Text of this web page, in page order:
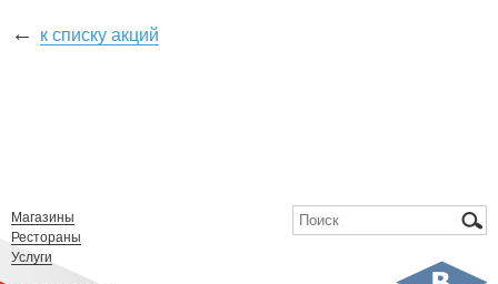
← к списку акций
Форма поиска
Поиск
Магазины
Рестораны
Услуги